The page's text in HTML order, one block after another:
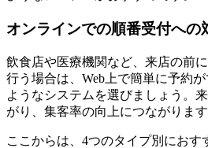
オンラインでの順番受付への
飲食店や医療機関など、来店の前
行う場合は、Web上で簡単に予約
ようなシステムを選びましょう。
がり、集客率の向上につながります
ここからは、4つのタイプ別におす